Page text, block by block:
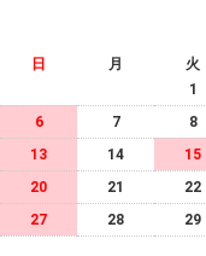
日 月 火
1
6
7 8
13
14 15
20
21 22
27
28 29